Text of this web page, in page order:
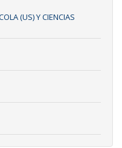
(US) Y CIENCIAS